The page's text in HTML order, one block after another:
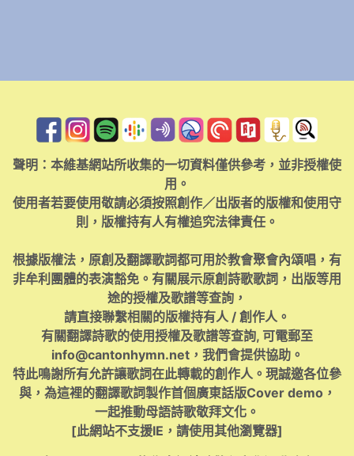
聲明：本維基網站所收集的一切資料僅供參考，並非授權使
用。
使用者若要使用敬請必須按照創作／出版者的版權和使用守
則，版權持有人有權追究法律責任。
根據版權法，原創及翻譯歌詞都可用於教會聚會內頌唱，有
非牟利團體的表演豁免。有關展示原創詩歌歌詞，出版等用
途的授權及歌譜等查詢，
請直接聯繫相關的版權持有人 / 創作人。
有關翻譯詩歌的使用授權及歌譜等查詢, 可電郵至
info@cantonhymn.net，我們會提供協助。
特此鳴謝所有允許讓歌詞在此轉載的創作人。現誠邀各位參
與，為這裡的翻譯歌詞製作首個廣東話版Cover demo，
一起推動母語詩歌敬拜文化。
[此網站不支援IE，請使用其他瀏覽器]